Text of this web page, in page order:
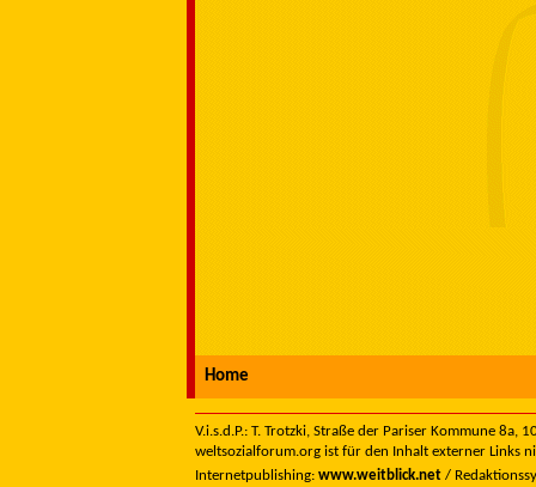
Home
V.i.s.d.P.: T. Trotzki, Straße der Pariser Kommune
weltsozialforum.org ist für den Inhalt externer Links
Internetpublishing: www.weitblick.net /